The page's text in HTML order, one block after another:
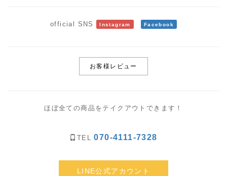
official SNS Instagram Facebook
お客様レビュー
ほぼ全ての商品をテイクアウトできます！
TEL070-4111-7328
LINE公式アカウント